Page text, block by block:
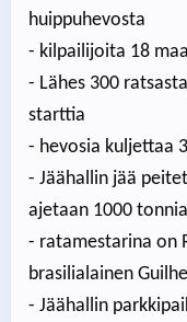
huippuhevosta
- kilpailijoita 18
- Lähes 300
starttia
- hevosia kuljettaa
- Jäähallin jää
ajetaan 1000
- ratamestarina on
brasilialainen
- Jäähallin